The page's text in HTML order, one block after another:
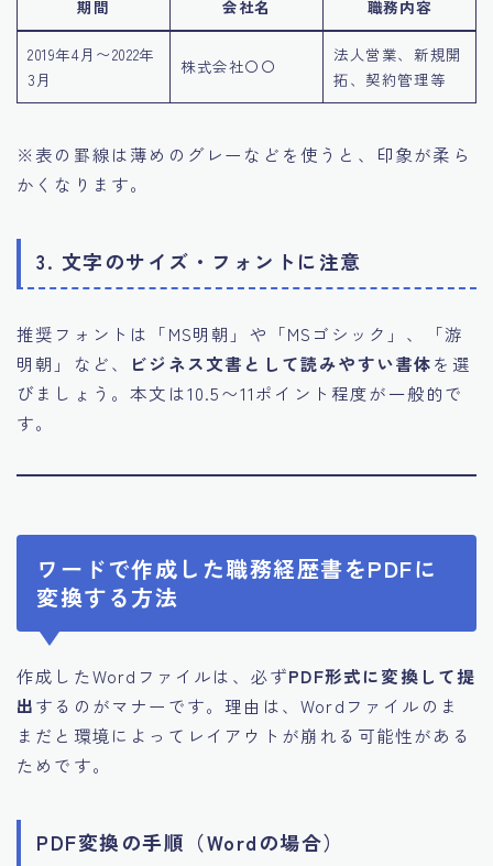
期間 会社名 職務内容
2019年4月〜2022年
3月
株式会社〇〇
法人営業、新規開
拓、契約管理等
※表の罫線は薄めのグレーなどを使うと、印象が柔ら
かくなります。
3. 文字のサイズ・フォントに注意
推奨フォントは「MS明朝」や「MSゴシック」、「游
明朝」など、
ビジネス文書として読みやすい書体を選
びましょう。本文は10.5〜11ポイント程度が一般的で
す。
ワードで作成した職務経歴書をPDFに
変換する方法
作成したWordファイルは、必ずPDF形式に変換して提
出するのがマナーです。理由は、Wordファイルのま
まだと環境によってレイアウトが崩れる可能性がある
ためです。
PDF変換の手順（Wordの場合）